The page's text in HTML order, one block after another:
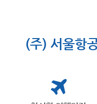
(주) 서울항